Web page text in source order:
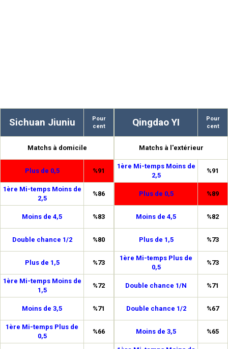
Sichuan Jiuniu
Pour
cent
Matchs à domicile
Plus de 0,5 %91
1ère Mi-temps Moins de
2,5
%86
Moins de 4,5 %83
Double chance 1/2 %80
Plus de 1,5 %73
1ère Mi-temps Moins de
1,5
%72
Moins de 3,5 %71
1ère Mi-temps Plus de
0,5
%66
Qingdao YI
Pour
cent
Matchs à l'extérieur
1ère Mi-temps Moins de
2,5
%91
Plus de 0,5 %89
Moins de 4,5 %82
Plus de 1,5 %73
1ère Mi-temps Plus de
0,5
%73
Double chance 1/N %71
Double chance 1/2 %67
Moins de 3,5 %65